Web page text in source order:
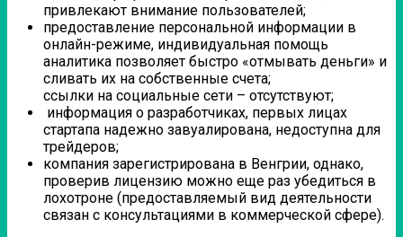
привлекают внимание пользователей;
предоставление персональной информации в
онлайн-режиме, индивидуальная помощь
аналитика позволяет быстро «отмывать деньги» и
сливать их на собственные счета;
ссылки на социальные сети – отсутствуют;
информация о разработчиках, первых лицах
стартапа надежно завуалирована, недоступна для
трейдеров;
компания зарегистрирована в Венгрии, однако,
проверив лицензию можно еще раз убедиться в
лохотроне (предоставляемый вид деятельности
связан с консультациями в коммерческой сфере).